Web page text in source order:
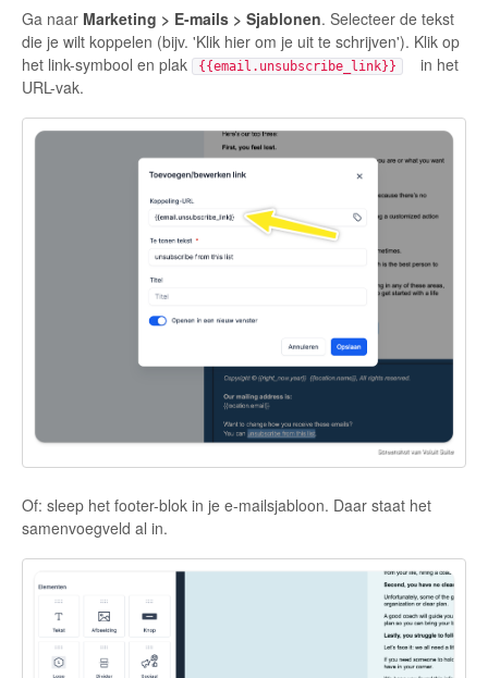
Ga naar Marketing > E-mails > Sjablonen. Selecteer de tekst
die je wilt koppelen (bijv. 'Klik hier om je uit te schrijven'). Klik op
het link-symbool en plak
{{email.unsubscribe_link}}
in het
URL-vak.
Of: sleep het footer-blok in je e-mailsjabloon. Daar staat het
samenvoegveld al in.